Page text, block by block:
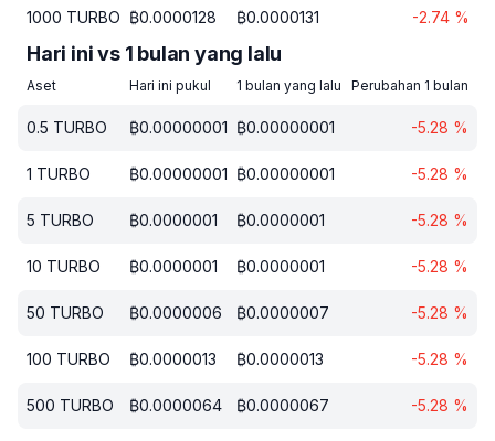
1000 TURBO ₿0.0000128 ₿0.0000131 -2.74 %
Hari ini vs 1 bulan yang lalu
Aset Hari ini pukul 1 bulan yang lalu Perubahan 1 bulan
0.5 TURBO ₿0.00000001 ₿0.00000001 -5.28 %
1 TURBO ₿0.00000001 ₿0.00000001 -5.28 %
5 TURBO ₿0.0000001 ₿0.0000001 -5.28 %
10 TURBO ₿0.0000001 ₿0.0000001 -5.28 %
50 TURBO ₿0.0000006 ₿0.0000007 -5.28 %
100 TURBO ₿0.0000013 ₿0.0000013 -5.28 %
500 TURBO ₿0.0000064 ₿0.0000067 -5.28 %